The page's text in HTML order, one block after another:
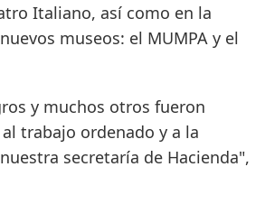
Italiano, así como en la
museos: el MUMPA y el
y muchos otros fueron
trabajo ordenado y a la
secretaría de Hacienda",